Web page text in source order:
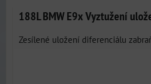
188L BMW E9x Vyztužení
Zesílené uložení diferenciálu